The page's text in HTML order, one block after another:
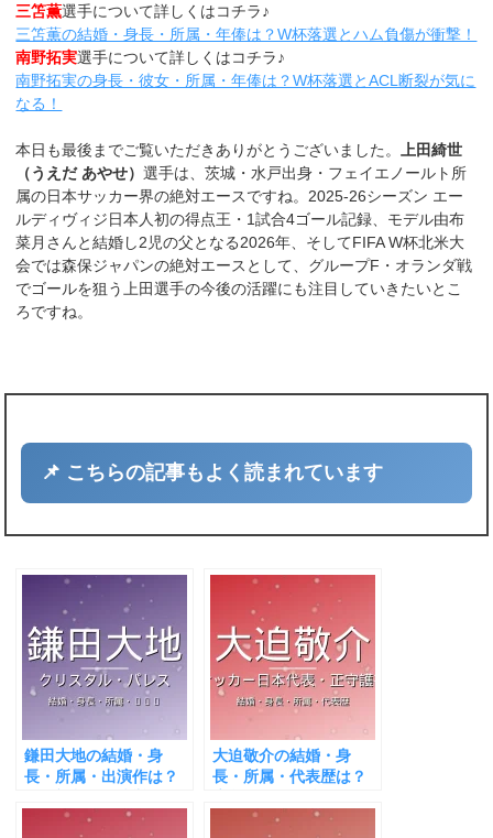
三笘薫選手について詳しくはコチラ♪
三笘薫の結婚・身長・所属・年俸は？W杯落選とハム負傷が衝撃！
南野拓実選手について詳しくはコチラ♪
南野拓実の身長・彼女・所属・年俸は？W杯落選とACL断裂が気に
なる！
本日も最後までご覧いただきありがとうございました。
上田綺世
（うえだ あやせ）選手は、茨城・水戸出身・フェイエノールト所
属の日本サッカー界の絶対エースですね。2025-26シーズン エー
ルディヴィジ日本人初の得点王・1試合4ゴール記録、モデル由布
菜月さんと結婚し2児の父となる2026年、そしてFIFA W杯北米大
会では森保ジャパンの絶対エースとして、グループF・オランダ戦
でゴールを狙う上田選手の今後の活躍にも注目していきたいとこ
ろですね。
📌 こちらの記事もよく読まれています
鎌田大地の結婚・身
長・所属・出演作は？
大迫敬介の結婚・身
長・所属・代表歴は？